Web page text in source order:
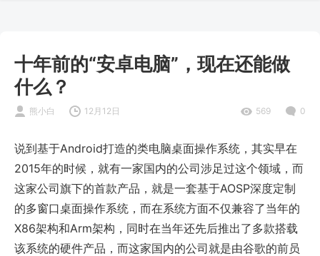
十年前的“安卓电脑”，现在还能做
什么？
熊小白 12月12日 569 0
说到基于Android打造的类电脑桌面操作系统，其实早在
2015年的时候，就有一家国内的公司涉足过这个领域，而
这家公司旗下的首款产品，就是一套基于AOSP深度定制
的多窗口桌面操作系统，而在系统方面不仅兼容了当年的
X86架构和Arm架构，同时在当年还先后推出了多款搭载
该系统的硬件产品，而这家国内的公司就是由谷歌的前员